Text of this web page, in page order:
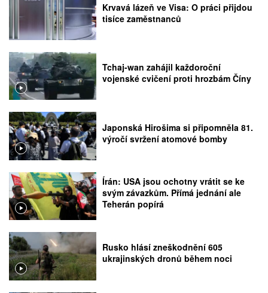
Krvavá lázeň ve Visa: O práci přijdou
tisíce zaměstnanců
Tchaj-wan zahájil každoroční
vojenské cvičení proti hrozbám Číny
Japonská Hirošima si připomněla 81.
výročí svržení atomové bomby
Írán: USA jsou ochotny vrátit se ke
svým závazkům. Přímá jednání ale
Teherán popírá
Rusko hlásí zneškodnění 605
ukrajinských dronů během noci